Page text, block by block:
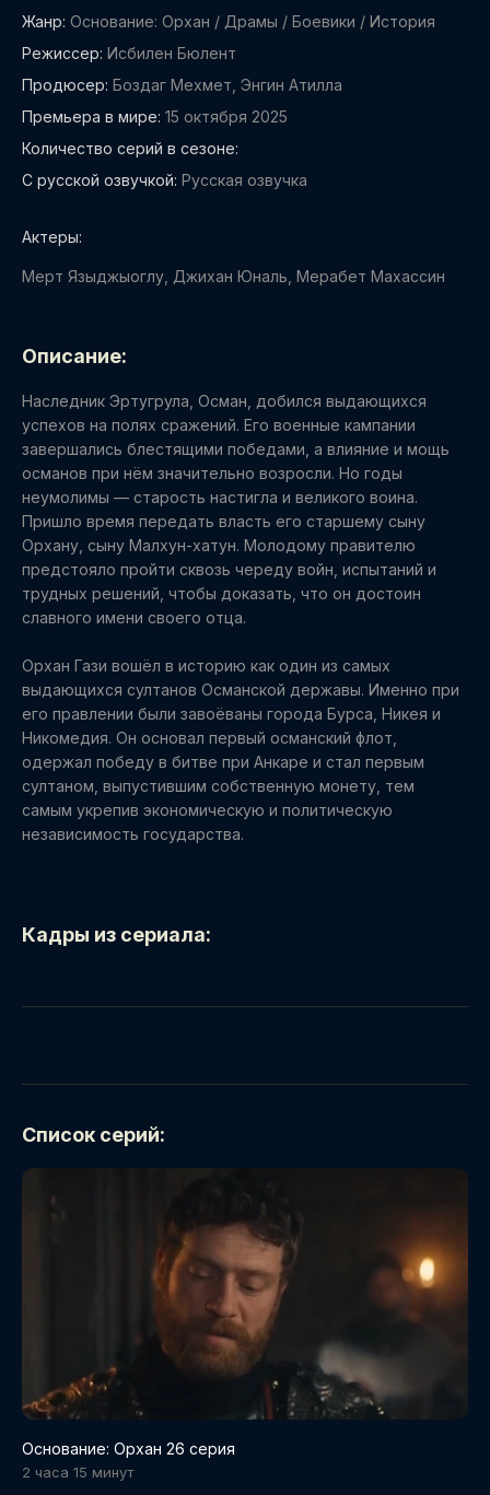
Жанр: Основание: Орхан / Драмы / Боевики / История
Режиссер: Исбилен Бюлент
Продюсер: Боздаг Мехмет, Энгин Атилла
Премьера в мире: 15 октября 2025
Количество серий в сезоне:
С русской озвучкой: Русская озвучка
Актеры:
Мерт Языджыоглу, Джихан Юналь, Мерабет Махассин
Описание:
Наследник Эртугрула, Осман, добился выдающихся
успехов на полях сражений. Его военные кампании
завершались блестящими победами, а влияние и мощь
османов при нём значительно возросли. Но годы
неумолимы — старость настигла и великого воина.
Пришло время передать власть его старшему сыну
Орхану, сыну Малхун-хатун. Молодому правителю
предстояло пройти сквозь череду войн, испытаний и
трудных решений, чтобы доказать, что он достоин
славного имени своего отца.
Орхан Гази вошёл в историю как один из самых
выдающихся султанов Османской державы. Именно при
его правлении были завоёваны города Бурса, Никея и
Никомедия. Он основал первый османский флот,
одержал победу в битве при Анкаре и стал первым
султаном, выпустившим собственную монету, тем
самым укрепив экономическую и политическую
независимость государства.
Кадры из сериала:
Список серий:
Основание: Орхан 26 серия
2 часа 15 минут